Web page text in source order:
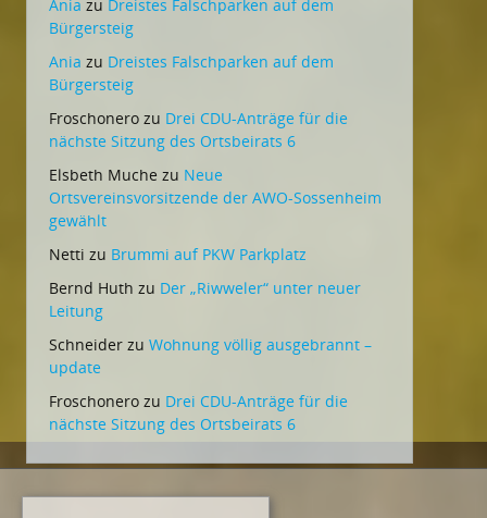
Ania zu Dreistes Falschparken auf dem
Bürgersteig
Ania zu Dreistes Falschparken auf dem
Bürgersteig
Froschonero zu Drei CDU-Anträge für die
nächste Sitzung des Ortsbeirats 6
Elsbeth Muche zu Neue
Ortsvereinsvorsitzende der AWO-Sossenheim
gewählt
Netti zu Brummi auf PKW Parkplatz
Bernd Huth zu Der „Riwweler“ unter neuer
Leitung
Schneider zu Wohnung völlig ausgebrannt –
update
Froschonero zu Drei CDU-Anträge für die
nächste Sitzung des Ortsbeirats 6